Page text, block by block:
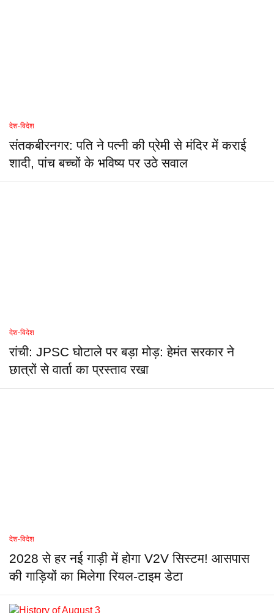
देश-विदेश
संतकबीरनगर: पति ने पत्नी की प्रेमी से मंदिर में कराई
शादी, पांच बच्चों के भविष्य पर उठे सवाल
देश-विदेश
रांची: JPSC घोटाले पर बड़ा मोड़: हेमंत सरकार ने
छात्रों से वार्ता का प्रस्ताव रखा
देश-विदेश
2028 से हर नई गाड़ी में होगा V2V सिस्टम! आसपास
की गाड़ियों का मिलेगा रियल-टाइम डेटा